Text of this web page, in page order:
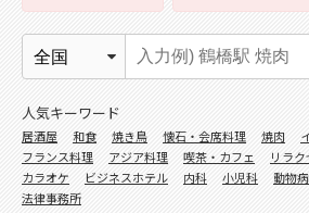
人気キーワード
居酒屋 和食 焼き鳥 懐石・会席料理 焼肉
フランス料理
アジア料理 喫茶・カフェ リラ
カラオケ
ビジネスホテル 内科 小児科 動物
法律事務所